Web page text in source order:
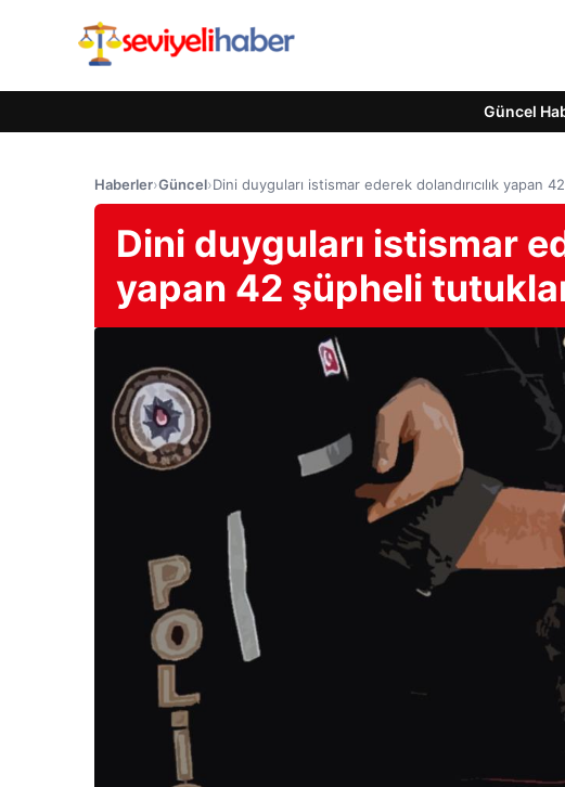
Güncel
Haberler›Güncel›Dini duyguları istismar ederek dolandırıcılık yapan
Dini duyguları istismar
yapan 42 şüpheli